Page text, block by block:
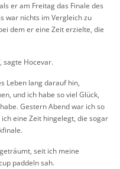
er am Freitag das Finale des
war nichts im Vergleich zu
dem er eine Zeit erzielte, die
sagte Hocevar.
Leben lang darauf hin,
und ich habe so viel Glück,
Gestern Abend war ich so
eine Zeit hingelegt, die sogar
seit ich meine
paddeln sah.